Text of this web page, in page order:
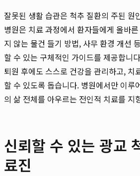
잘못된 생활 습관은 척추 질환의 주된 원
병원은 치료 과정에서 환자들에게 올바
지 않는 물건 들기 방법, 사무 환경 개선
할 수 있는 구체적인 가이드를 제공합니
퇴원 후에도 스스로 건강을 관리하고, 치
할 수 있도록 돕습니다. 병원에서만 이루
의 삶 전체를 아우르는 전인적 치료를 지
신뢰할 수 있는 광교
료진